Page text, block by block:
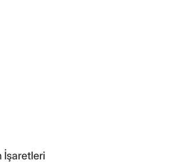
İşaretleri